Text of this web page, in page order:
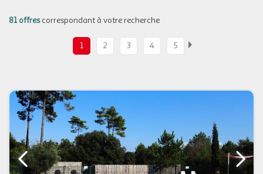
81 offrescorrespondant à votre recherche
1 2 3 4 5